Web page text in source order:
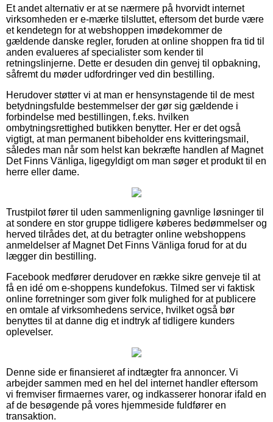
Et andet alternativ er at se nærmere på hvorvidt internet
virksomheden er e-mærke tilsluttet, eftersom det burde være
et kendetegn for at webshoppen imødekommer de
gældende danske regler, foruden at online shoppen fra tid til
anden evalueres af specialister som kender til
retningslinjerne. Dette er desuden din genvej til opbakning,
såfremt du møder udfordringer ved din bestilling.
Herudover støtter vi at man er hensynstagende til de mest
betydningsfulde bestemmelser der gør sig gældende i
forbindelse med bestillingen, f.eks. hvilken
ombytningsrettighed butikken benytter. Her er det også
vigtigt, at man permanent bibeholder ens kvitteringsmail,
således man når som helst kan bekræfte handlen af Magnet
Det Finns Vänliga, ligegyldigt om man søger et produkt til en
herre eller dame.
Trustpilot fører til uden sammenligning gavnlige løsninger til
at sondere en stor gruppe tidligere køberes bedømmelser og
herved tilrådes det, at du betragter online webshoppens
anmeldelser af Magnet Det Finns Vänliga forud for at du
lægger din bestilling.
Facebook medfører derudover en række sikre genveje til at
få en idé om e-shoppens kundefokus. Tilmed ser vi faktisk
online forretninger som giver folk mulighed for at publicere
en omtale af virksomhedens service, hvilket også bør
benyttes til at danne dig et indtryk af tidligere kunders
oplevelser.
Denne side er finansieret af indtægter fra annoncer. Vi
arbejder sammen med en hel del internet handler eftersom
vi fremviser firmaernes varer, og indkasserer honorar ifald en
af de besøgende på vores hjemmeside fuldfører en
transaktion.